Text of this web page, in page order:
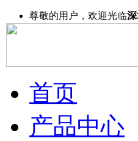
尊敬的用户，欢迎光临
首页
产品中心